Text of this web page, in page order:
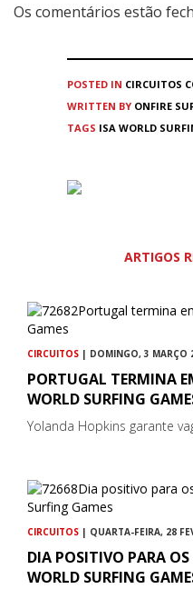
Os comentários estão
POSTED IN CIRCUITOS
WRITTEN BY ONFIRE
TAGS ISA WORLD
ARTIGOS
CIRCUITOS | DOMINGO, 3 MARÇO
PORTUGAL TERMINA
WORLD SURFING
Yolanda Hopkins garante
CIRCUITOS | QUARTA-FEIRA, 28
DIA POSITIVO PARA
WORLD SURFING